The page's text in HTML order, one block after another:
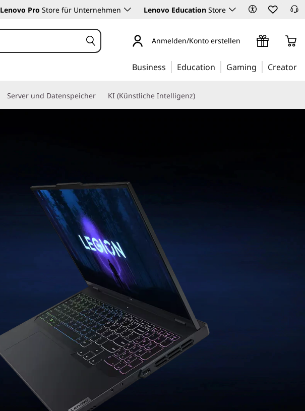
Lenovo Pro Store für Unternehmen Lenovo Education Store
Anmelden/Konto erstellen
Business Education Gaming Creator
Server und Datenspeicher KI (Künstliche Intelligenz)